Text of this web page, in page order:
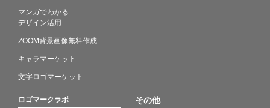
マンガでわかる
デザイン活用
ZOOM背景画像無料作成
キャラマーケット
文字ロゴマーケット
ロゴマークラボ その他